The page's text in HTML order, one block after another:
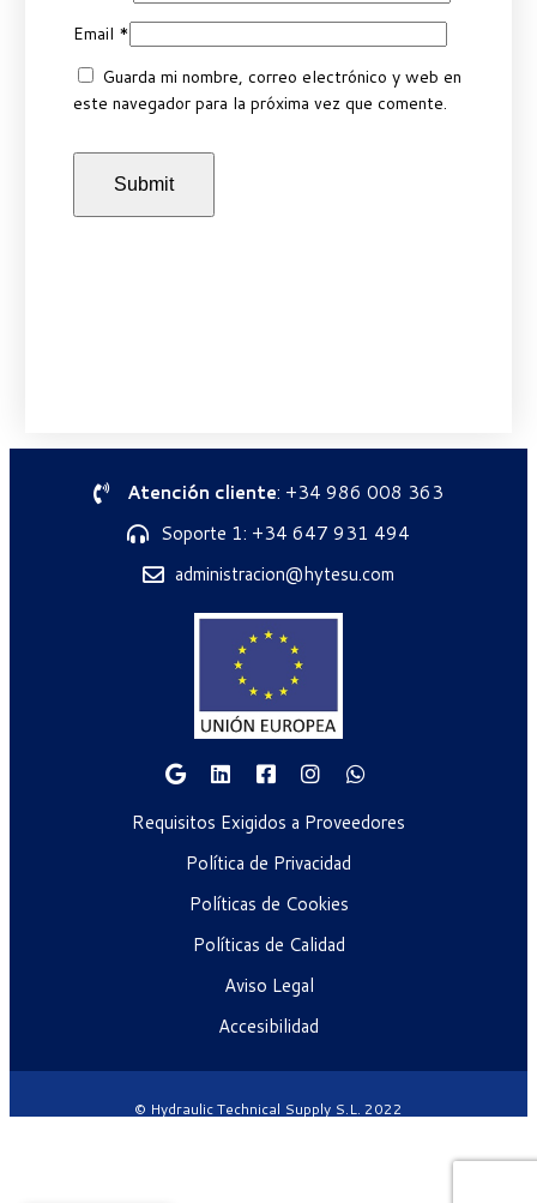
Email *
Guarda mi nombre, correo electrónico y web en
este navegador para la próxima vez que comente.
Atención cliente: +34 986 008 363
Soporte 1: +34 647 931 494
administracion@hytesu.com
Requisitos Exigidos a Proveedores
Política de Privacidad
Políticas de Cookies
Políticas de Calidad
Aviso Legal
Accesibilidad
© Hydraulic Technical Supply S.L. 2022